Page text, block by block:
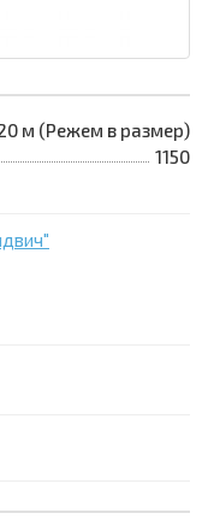
м (Режем в размер)
1150